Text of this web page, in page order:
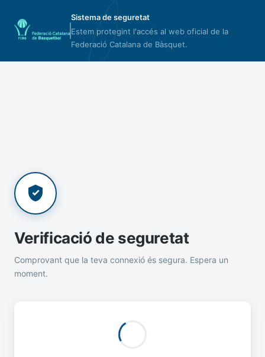
Sistema de seguretat
Estem protegint l'accés al web oficial de la
Federació Catalana de Bàsquet.
Verificació de seguretat
Comprovant que la teva connexió és segura. Espera un
moment.